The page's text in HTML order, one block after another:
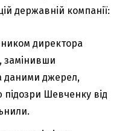
державній компанії:
директора
замінивши
даними джерел,
Шевченку від